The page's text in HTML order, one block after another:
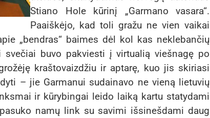
Stiano Hole kūrinį „Garmano vasara“.
Paaiškėjo, kad toli gražu ne vien vaikai
„bendras“ baimes dėl kol kas neklebančių
buvo pakviesti į virtualią viešnagę po
kraštovaizdžiu ir aptarę, kuo jis skiriasi
– jie Garmanui sudainavo ne vieną lietuvių
ir kūrybingai leido laiką kartu statydami
namų link su savimi išsinešdami daug